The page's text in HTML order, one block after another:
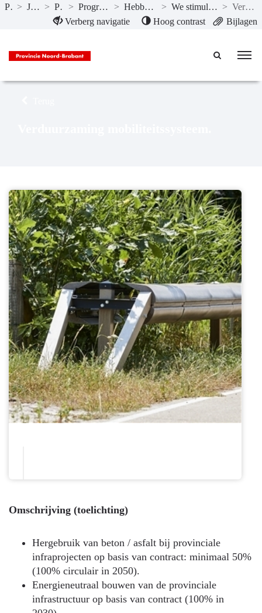
Naar hoofdinhoud
Publicaties> Jaarstukken 2020 > Programma’s > Programma 8 Basisinfrastructuur mobiliteit > Hebben we bereikt wat we wilden bereiken? > We stimuleren een duurzaam mobiliteitssysteem zonder emissies >
Verduurzaming mobiliteitssysteem.
Verberg navigatie
Hoog contrast Bijlagen
Omschrijving (toelichting)
Hergebruik van beton / asfalt bij provinciale
infraprojecten op basis van contract: minimaal 50%
(100% circulair in 2050).
Energieneutraal bouwen van de provinciale
infrastructuur op basis van contract (100% in